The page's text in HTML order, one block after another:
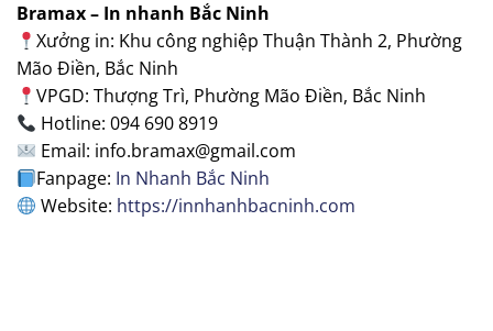
Bramax – In nhanh Bắc Ninh
Xưởng in: Khu công nghiệp Thuận Thành 2, Phường
Mão Điền, Bắc Ninh
VPGD: Thượng Trì, Phường Mão Điền, Bắc Ninh
Hotline: 094 690 8919
Email: info.bramax@gmail.com
Fanpage: In Nhanh Bắc Ninh
Website: https://innhanhbacninh.com